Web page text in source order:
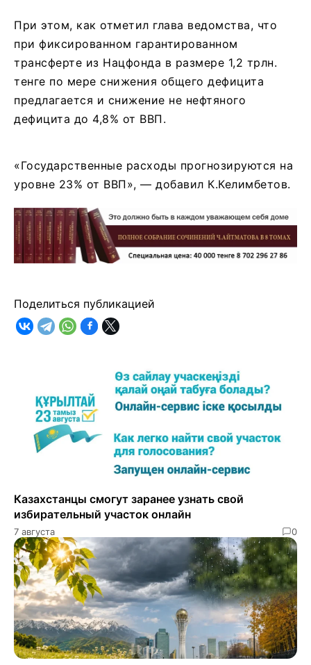
При этом, как отметил глава ведомства, что
при фиксированном гарантированном
трансферте из Нацфонда в размере 1,2 трлн.
тенге по мере снижения общего дефицита
предлагается и снижение не нефтяного
дефицита до 4,8% от ВВП.
«Государственные расходы прогнозируются на
уровне 23% от ВВП», — добавил К.Келимбетов.
Поделиться публикацией
Казахстанцы смогут заранее узнать свой
избирательный участок онлайн
7 августа 0